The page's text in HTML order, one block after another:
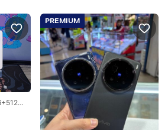
สมาร์ทโฟน Vivo X300 (16+512GB) Halo Pink 5G อุปกรณ์แท้ครบกล่อง มีประกันศูนย์ ขายเพียง 23,900.- เท่านั้น
PREMIUM